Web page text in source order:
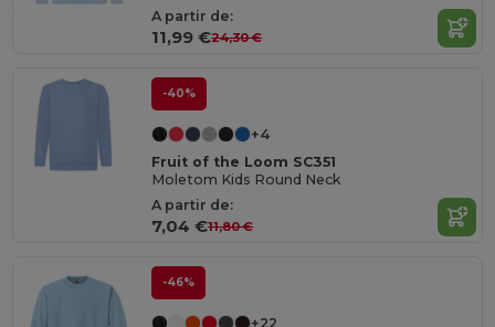
A partir de:
11,99 €24,30 €
-40%
+4
Fruit of the Loom SC351
Moletom Kids Round Neck
A partir de:
7,04 €11,80 €
-46%
+22